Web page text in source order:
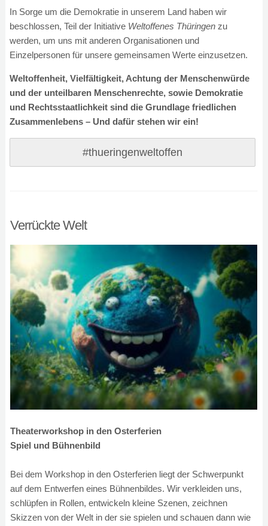
In Sorge um die Demokratie in unserem Land haben wir
beschlossen, Teil der Initiative Weltoffenes Thüringen zu
werden, um uns mit anderen Organisationen und
Einzelpersonen für unsere gemeinsamen Werte einzusetzen.
Weltoffenheit, Vielfältigkeit, Achtung der Menschenwürde
und der unteilbaren Menschenrechte, sowie Demokratie
und Rechtsstaatlichkeit sind die Grundlage friedlichen
Zusammenlebens – Und dafür stehen wir ein!
#thueringenweltoffen
Verrückte Welt
Theaterworkshop in den Osterferien
Spiel und Bühnenbild
Bei dem Workshop in den Osterferien liegt der Schwerpunkt
auf dem Entwerfen eines Bühnenbildes. Wir verkleiden uns,
schlüpfen in Rollen, entwickeln kleine Szenen, zeichnen
Skizzen von der Welt in der sie spielen und schauen dann wie